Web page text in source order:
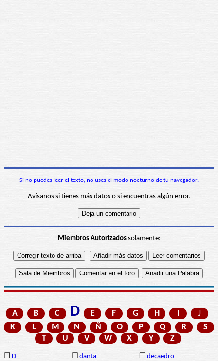
Si no puedes leer el texto, no uses el modo nocturno de tu navegador.
Avísanos si tienes más datos o si encuentras algún error.
Miembros Autorizadossolamente:
A B C D E F G H I
J
K
L M N Ñ O P Q R
S
T
U V W X Y Z
❒ D ❒ danta ❒ decaedro